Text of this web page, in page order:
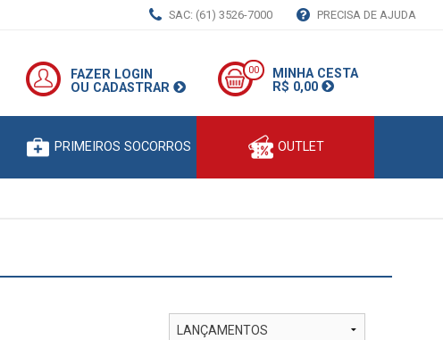
SAC: (61) 3526-7000 PRECISA DE AJUDA
FAZER LOGIN
OU CADASTRAR
00
MINHA CESTA
R$ 0,00
PRIMEIROS SOCORROS OUTLET